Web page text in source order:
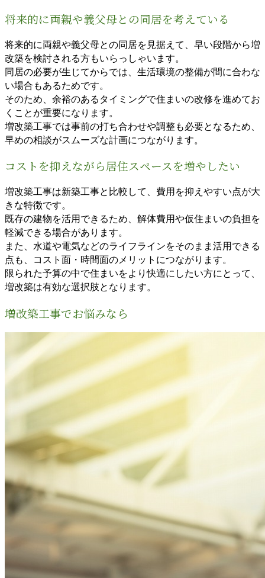
将来的に両親や義父母との同居を考えている
将来的に両親や義父母との同居を見据えて、早い段階から増
改築を検討される方もいらっしゃいます。
同居の必要が生じてからでは、生活環境の整備が間に合わな
い場合もあるためです。
そのため、余裕のあるタイミングで住まいの改修を進めてお
くことが重要になります。
増改築工事では事前の打ち合わせや調整も必要となるため、
早めの相談がスムーズな計画につながります。
コストを抑えながら居住スペースを増やしたい
増改築工事は新築工事と比較して、費用を抑えやすい点が大
きな特徴です。
既存の建物を活用できるため、解体費用や仮住まいの負担を
軽減できる場合があります。
また、水道や電気などのライフラインをそのまま活用できる
点も、コスト面・時間面のメリットにつながります。
限られた予算の中で住まいをより快適にしたい方にとって、
増改築は有効な選択肢となります。
増改築工事でお悩みなら